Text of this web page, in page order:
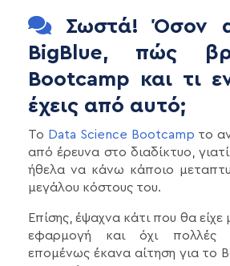
Σωστά! Όσον
BigBlue, πώς
Bootcamp και τι
έχεις από αυτό;
Το Data Science Bootcamp το
από έρευνα στο διαδίκτυο,
ήθελα να κάνω κάποιο
μεγάλου κόστους του.
Επίσης, έψαχνα κάτι που θα είχε
εφαρμογή και όχι πολλές
επομένως έκανα αίτηση για το